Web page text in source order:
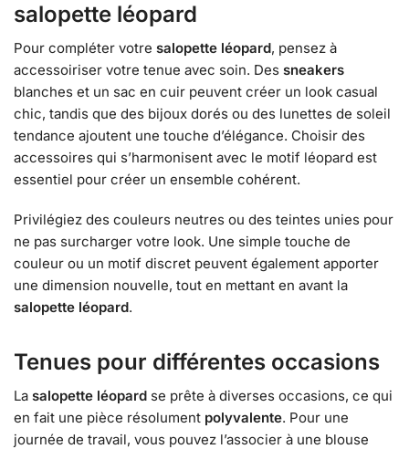
salopette léopard
Pour compléter votre salopette léopard, pensez à
accessoiriser votre tenue avec soin. Des sneakers
blanches et un sac en cuir peuvent créer un look casual
chic, tandis que des bijoux dorés ou des lunettes de soleil
tendance ajoutent une touche d’élégance. Choisir des
accessoires qui s’harmonisent avec le motif léopard est
essentiel pour créer un ensemble cohérent.
Privilégiez des couleurs neutres ou des teintes unies pour
ne pas surcharger votre look. Une simple touche de
couleur ou un motif discret peuvent également apporter
une dimension nouvelle, tout en mettant en avant la
salopette léopard.
Tenues pour différentes occasions
La salopette léopard se prête à diverses occasions, ce qui
en fait une pièce résolument polyvalente. Pour une
journée de travail, vous pouvez l’associer à une blouse